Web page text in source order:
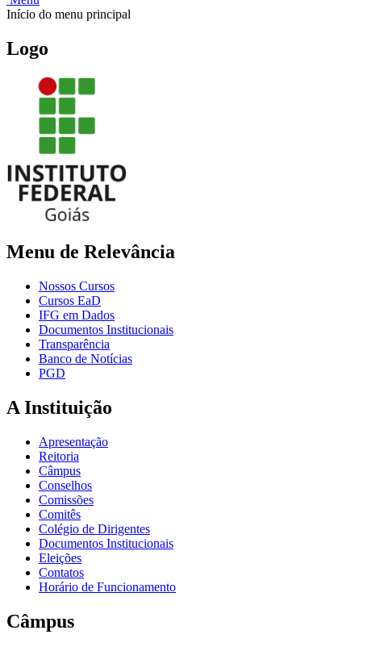
Início do menu principal
Logo
Menu de Relevância
Nossos Cursos
Cursos EaD
IFG em Dados
Documentos Institucionais
Transparência
Banco de Notícias
PGD
A Instituição
Apresentação
Reitoria
Câmpus
Conselhos
Comissões
Comitês
Colégio de Dirigentes
Documentos Institucionais
Eleições
Contatos
Horário de Funcionamento
Câmpus